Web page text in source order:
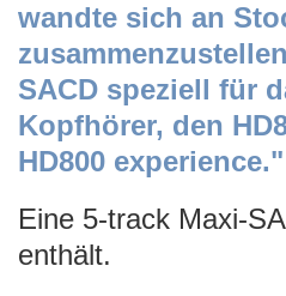
wandte sich an
SACD speziell für
Kopfhörer, den
HD800 experience."
Eine 5-track Maxi-
enthält.